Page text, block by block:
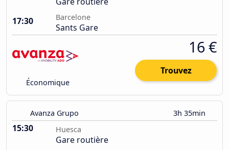
17:30
Barcelone
Sants Gare
Économique
16 €
Trouvez
Avanza Grupo 3h 35min
15:30 Huesca
Gare routière